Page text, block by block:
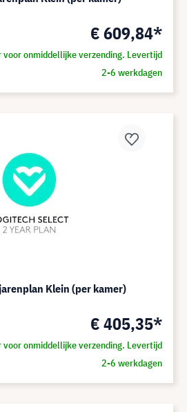
€ 609,84*
voor onmiddellijke verzending. Levertijd
2-6 werkdagen
Klein (per kamer)
€ 405,35*
voor onmiddellijke verzending. Levertijd
2-6 werkdagen